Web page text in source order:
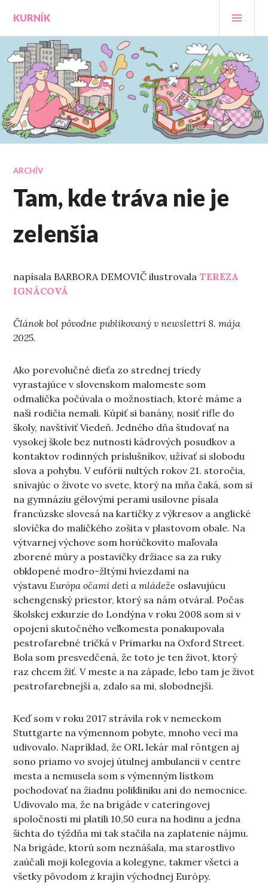
obsah
KURNÍK
ARCHÍV
Tam, kde tráva nie je
zelenšia
napísala BARBORA DEMOVIČ ilustrovala TEREZA
IGNÁCOVÁ
Článok bol pôvodne publikovaný v newslettri 8. mája
2025.
Ako porevolučné dieťa zo strednej triedy
vyrastajúce v slovenskom malomeste som
odmalička počúvala o možnostiach, ktoré máme a
naši rodičia nemali. Kúpiť si banány, nosiť rifle do
školy, navštíviť Viedeň. Jedného dňa študovať na
vysokej škole bez nutnosti kádrových posudkov a
kontaktov rodinných príslušníkov, užívať si slobodu
slova a pohybu. V eufórii nultých rokov 21. storočia,
snívajúc o živote vo svete, ktorý na mňa čaká, som si
na gymnáziu gélovými perami usilovne písala
francúzske slovesá na kartičky z výkresov a anglické
slovíčka do maličkého zošita v plastovom obale. Na
výtvarnej výchove som horúčkovito maľovala
zborené múry a postavičky držiace sa za ruky
obklopené modro-žltými hviezdami na
výstavu Európa očami detí a mládeže oslavujúcu
schengenský priestor, ktorý sa nám otváral. Počas
školskej exkurzie do Londýna v roku 2008 som si v
opojení skutočného veľkomesta ponakupovala
pestrofarebné tričká v Primarku na Oxford Street.
Bola som presvedčená, že toto je ten život, ktorý
raz chcem žiť. V meste a na západe, lebo tam je život
pestrofarebnejší a, zdalo sa mi, slobodnejší.
Keď som v roku 2017 strávila rok v nemeckom
Stuttgarte na výmennom pobyte, mnoho vecí ma
udivovalo. Napríklad, že ORL lekár mal röntgen aj
sono priamo vo svojej útulnej ambulancii v centre
mesta a nemusela som s výmenným lístkom
pochodovať na žiadnu polikliniku ani do nemocnice.
Udivovalo ma, že na brigáde v cateringovej
spoločnosti mi platili 10,50 eura na hodinu a jedna
šichta do týždňa mi tak stačila na zaplatenie nájmu.
Na brigáde, ktorú som neznášala, ma starostlivo
zaúčali moji kolegovia a kolegyne, takmer všetci a
všetky pôvodom z krajín východnej Európy.